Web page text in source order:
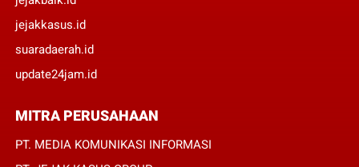
jejakkasus.id
suaradaerah.id
update24jam.id
MITRA PERUSAHAAN
PT. MEDIA KOMUNIKASI INFORMASI